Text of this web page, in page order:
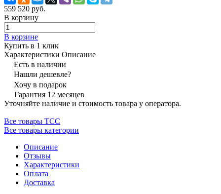
559 520 руб.
В корзину
В корзине
Купить в 1 клик
Характеристики Описание
Есть в наличии
Нашли дешевле?
Хочу в подарок
Гарантия 12 месяцев
Уточняйте наличие и стоимость товара у оператора.
Все товары ТСС
Все товары категории
Описание
Отзывы
Характеристики
Оплата
Доставка